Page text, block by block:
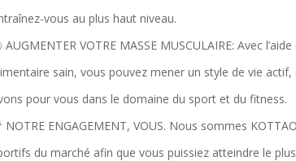
vous au plus haut niveau.
AUGMENTER VOTRE MASSE MUSCULAIRE: Avec
sain, vous pouvez mener un style de vie
pour vous dans le domaine du sport et du fitness.
NOTRE ENGAGEMENT, VOUS. Nous sommes
du marché afin que vous puissiez atteindre le